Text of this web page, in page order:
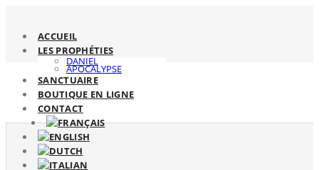
ACCUEIL
LES PROPHÉTIES
DANIEL
APOCALYPSE
SANCTUAIRE
BOUTIQUE EN LIGNE
CONTACT